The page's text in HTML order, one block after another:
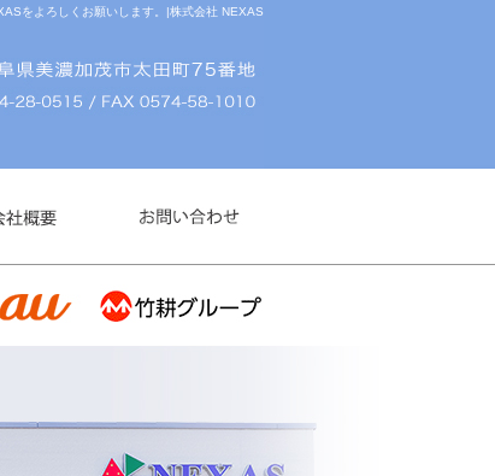
をよろしくお願いします。|株式会社 NEXAS